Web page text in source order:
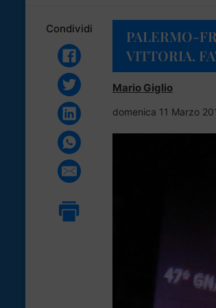
Condividi
PALERMO-
VITTORIA.
Mario Giglio
domenica 11 Marzo